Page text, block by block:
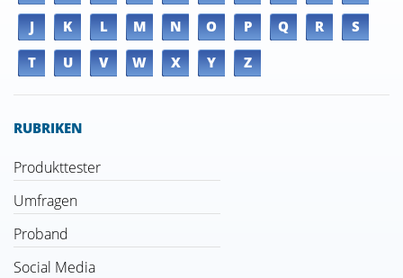
J
K L M N O P Q R
S
T
U V W X Y Z
RUBRIKEN
Produkttester
Umfragen
Proband
Social Media